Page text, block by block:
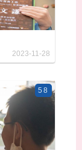
2023-11-28
58